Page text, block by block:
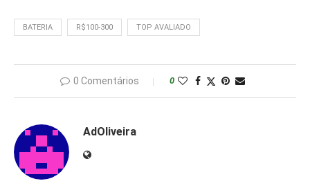
BATERIA R$100-300 TOP AVALIADO
0 Comentários 0
AdOliveira